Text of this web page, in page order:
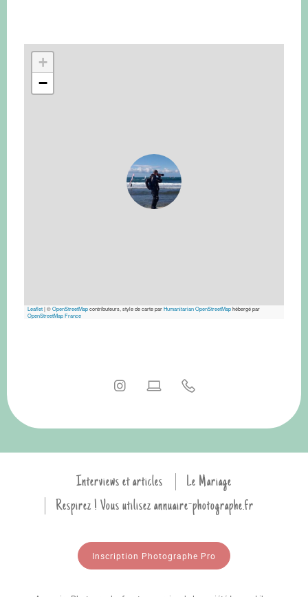
+
−
Leaflet|©OpenStreetMapcontributeurs, style de carte parHumanitarian OpenStreetMaphébergé par
OpenStreetMap France
Interviews et articles
Le Mariage
Respirez ! Vous utilisez annuaire-photographe.fr
Inscription Photographe Pro